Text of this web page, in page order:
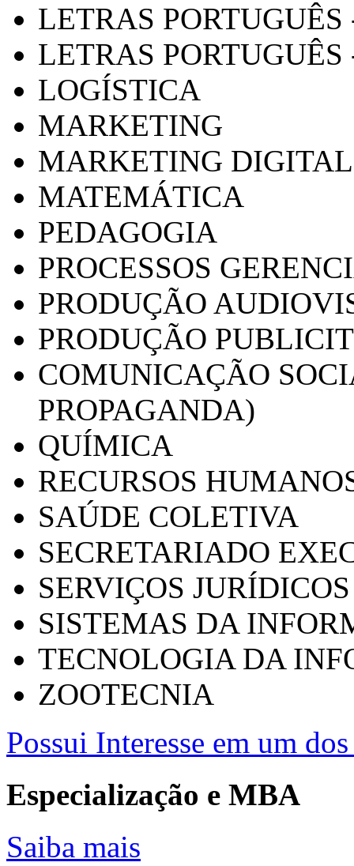
LETRAS
LETRAS PORTUGUÊS
LOGÍSTICA
MARKETING
MARKETING DIGITAL
MATEMÁTICA
PEDAGOGIA
PROCESSOS
PRODUÇÃO
PRODUÇÃO
COMUNICAÇÃO
PROPAGANDA)
QUÍMICA
RECURSOS
SAÚDE COLETIVA
SECRETARIADO
SERVIÇOS
SISTEMAS DA
TECNOLOGIA DA
ZOOTECNIA
Possui Interesse em um
Especialização e MBA
Saiba mais